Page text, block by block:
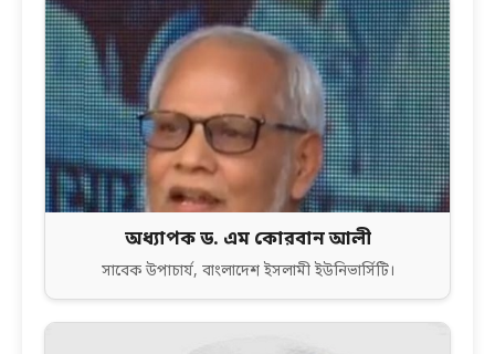
অধ্যাপক ড. এম কোরবান আলী
সাবেক উপাচার্য, বাংলাদেশ ইসলামী ইউনিভার্সিটি।